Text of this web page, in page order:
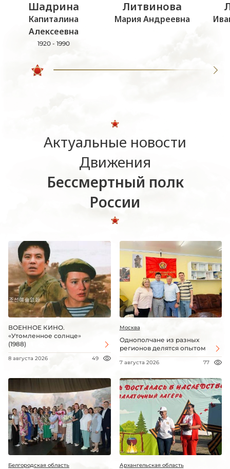
Шадрина
Капиталина
Алексеевна
1920 - 1990
Литвинова
Мария Андреевна
Актуальные новости
Движения
Бессмертный полк
России
ВОЕННОЕ КИНО.
«Утомленное солнце»
(1988)
8 августа 2026 49
Москва
Однополчане из разных
регионов делятся опытом
7 августа 2026 77
Белгородская область Архангельская область